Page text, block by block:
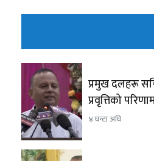
प्रमुख दलहरू
प्रवृत्तिको
४ घन्टा अघि